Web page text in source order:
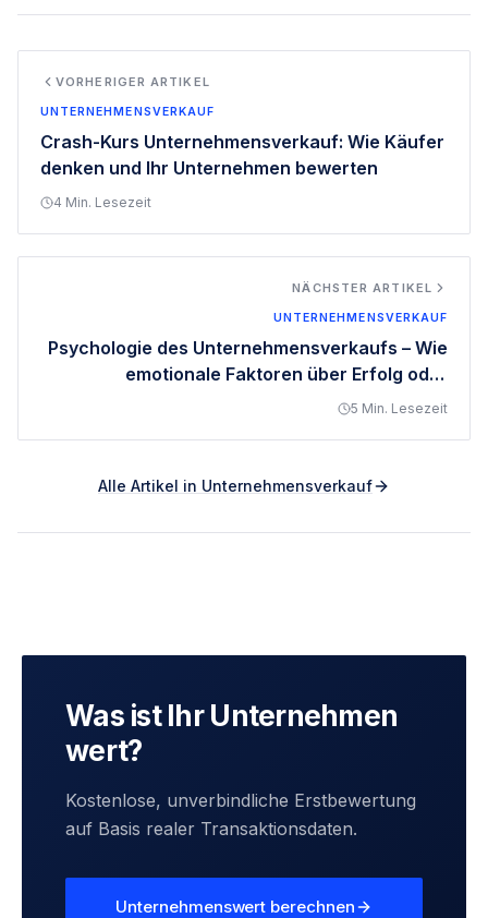
VORHERIGER ARTIKEL
UNTERNEHMENSVERKAUF
Crash-Kurs Unternehmensverkauf: Wie Käufer
denken und Ihr Unternehmen bewerten
4 Min. Lesezeit
NÄCHSTER ARTIKEL
UNTERNEHMENSVERKAUF
Psychologie des Unternehmensverkaufs – Wie
emotionale Faktoren über Erfolg oder
Scheitern entscheiden können
5 Min. Lesezeit
Alle Artikel in Unternehmensverkauf
Was ist Ihr Unternehmen
wert?
Kostenlose, unverbindliche Erstbewertung
auf Basis realer Transaktionsdaten.
Unternehmenswert berechnen